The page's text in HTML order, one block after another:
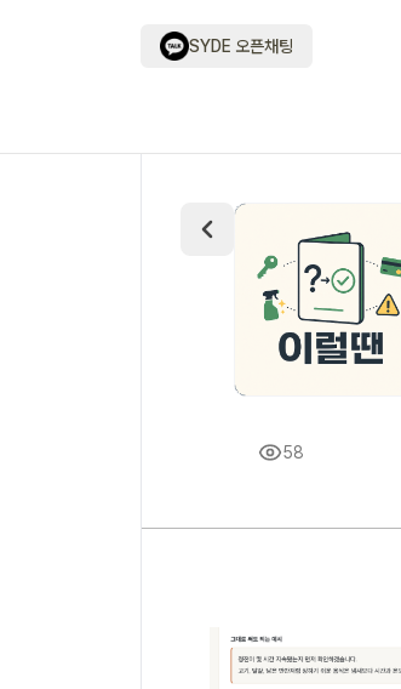
SYDE 오픈채팅
58